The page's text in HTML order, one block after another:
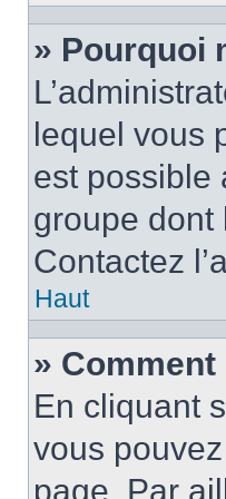
» Pourquoi
lequel vous
est possible
groupe dont
Contactez
Haut
»
En cliquant
vous pouvez
page. Par